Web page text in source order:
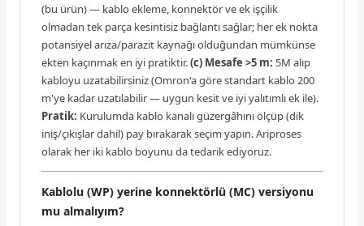
(bu ürün) — kablo ekleme, konnektör ve ek işçilik
olmadan tek parça kesintisiz bağlantı sağlar; her ek nokta
potansiyel arıza/parazit kaynağı olduğundan mümkünse
ekten kaçınmak en iyi pratiktir.(c) Mesafe >5 m: 5M alıp
kabloyu uzatabilirsiniz (Omron'a göre standart kablo 200
m'ye kadar uzatılabilir — uygun kesit ve iyi yalıtımlı ek ile).
Pratik: Kurulumda kablo kanalı güzergâhını ölçüp (dik
iniş/çıkışlar dahil) pay bırakarak seçim yapın. Ariproses
olarak her iki kablo boyunu da tedarik ediyoruz.
Kablolu (WP) yerine konnektörlü (MC) versiyonu
mu almalıyım?